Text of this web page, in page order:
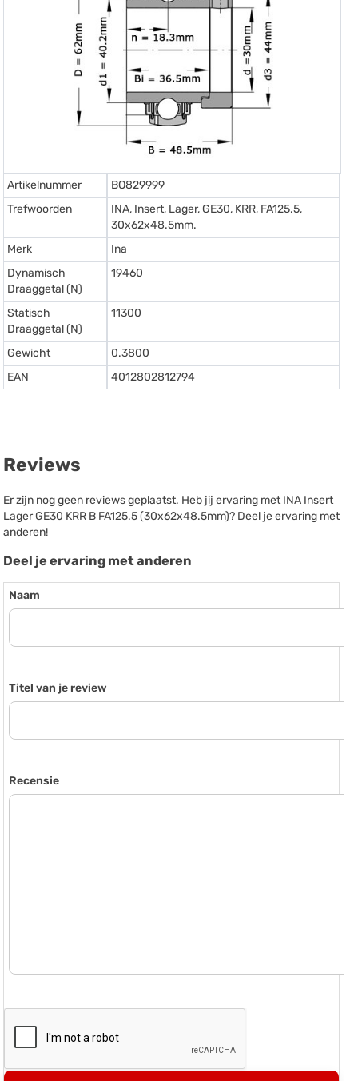
Artikelnummer
BO829999
Trefwoorden
INA, Insert, Lager, GE30, KRR, FA125.5,
30x62x48.5mm.
Merk
Ina
Dynamisch
Draaggetal (N)
19460
Statisch
Draaggetal (N)
11300
Gewicht
0.3800
EAN
4012802812794
Reviews
Er zijn nog geen reviews geplaatst. Heb jij ervaring met INA Insert
Lager GE30 KRR B FA125.5 (30x62x48.5mm)? Deel je ervaring met
anderen!
Deel je ervaring met anderen
Naam
Titel van je review
Recensie